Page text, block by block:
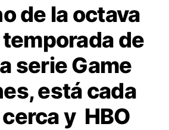
de la octava
de
serie Game
está cada
y HBO